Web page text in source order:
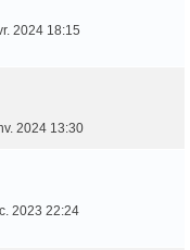
2024 18:15
2024 13:30
2023 22:24